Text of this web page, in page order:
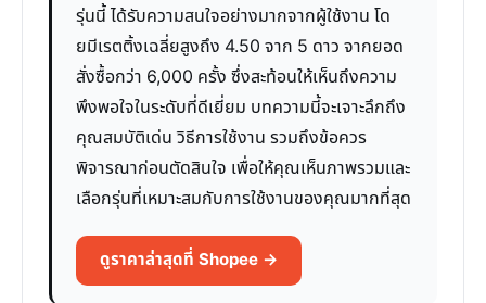
รุ่นนี้ ได้รับความสนใจอย่างมากจากผู้ใช้งาน โด
ยมีเรตติ้งเฉลี่ยสูงถึง 4.50 จาก 5 ดาว จากยอด
สั่งซื้อกว่า 6,000 ครั้ง ซึ่งสะท้อนให้เห็นถึงความ
พึงพอใจในระดับที่ดีเยี่ยม บทความนี้จะเจาะลึกถึง
คุณสมบัติเด่น วิธีการใช้งาน รวมถึงข้อควร
พิจารณาก่อนตัดสินใจ เพื่อให้คุณเห็นภาพรวมและ
เลือกรุ่นที่เหมาะสมกับการใช้งานของคุณมากที่สุด
ดูราคาล่าสุดที่ Shopee →